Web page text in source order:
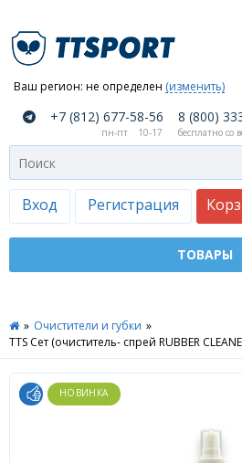
Ваш регион: не определен (изменить)
Вход Регистрация
компании
Как
сделать
заказ
Оплата
доставка
Москва
Дилеры
Контакты
+7 (812) 677-58-56 8 (800)
пн-пт 10-17 бесплатно со
» Очистители и губки »
TTS Сет (очиститель- спрей RUBBER